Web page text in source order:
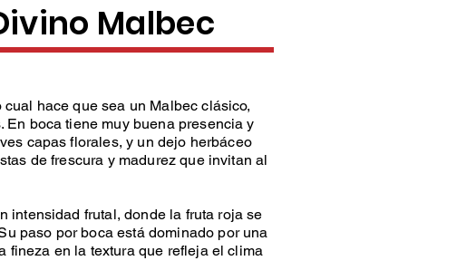
Malbec
hace que sea un Malbec clásico,
En boca tiene muy buena presencia y
capas florales, y un dejo herbáceo
de frescura y madurez que invitan al
intensidad frutal, donde la fruta roja se
paso por boca está dominado por una
fineza en la textura que re­fleja el clima